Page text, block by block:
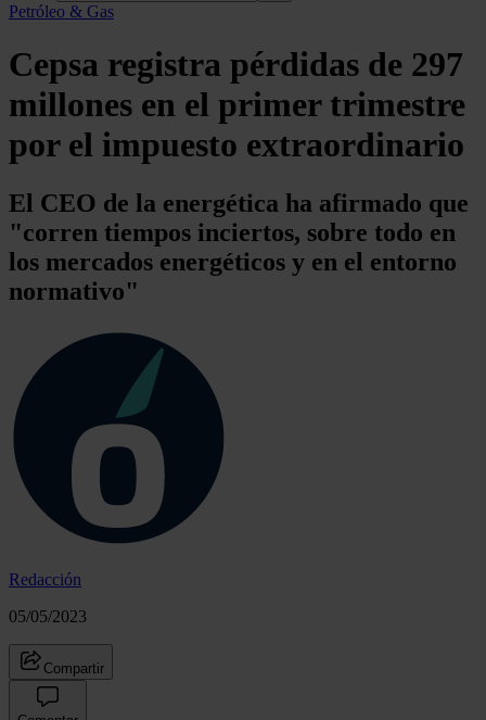
Petróleo & Gas
Cepsa registra pérdidas de 297
millones en el primer trimestre
por el impuesto extraordinario
El CEO de la energética ha afirmado que
"corren tiempos inciertos, sobre todo en
los mercados energéticos y en el entorno
normativo"
Redacción
05/05/2023
Compartir